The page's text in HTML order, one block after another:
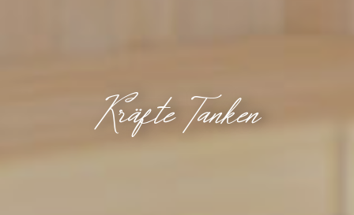
Kräfte Tanken